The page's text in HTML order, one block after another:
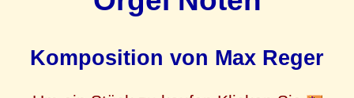
Komposition von Max Reger